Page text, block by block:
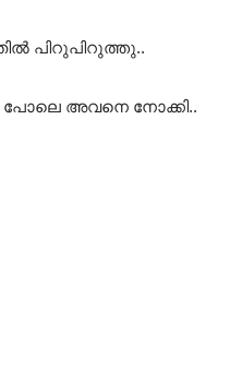
പിറുപിറുത്തു..
അവനെ നോക്കി..